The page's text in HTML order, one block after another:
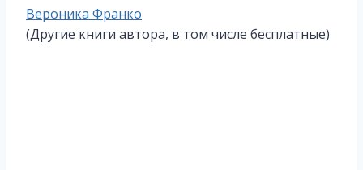
Метки
записи:
Вероника Франко
(Другие книги автора, в том числе бесплатные)